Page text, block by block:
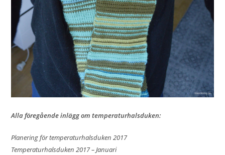
Alla föregående inlägg om temperaturhalsduken:
Planering för temperaturhalsduken 2017
Temperaturhalsduken 2017 – Januari